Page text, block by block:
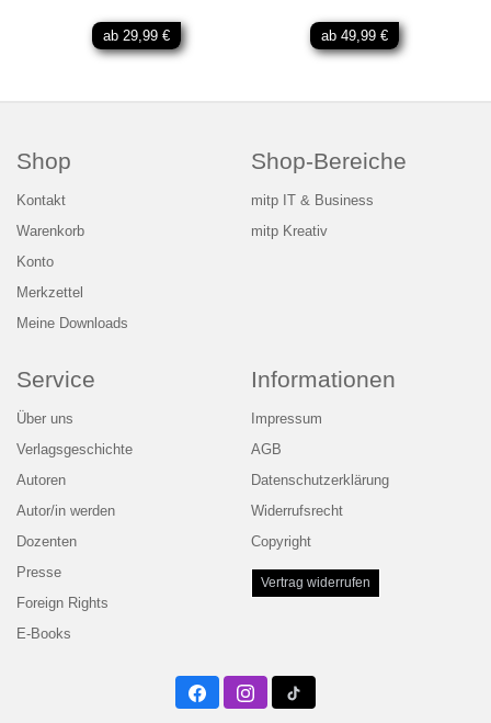
ab 29,99 € ab 49,99 €
Shop
Kontakt
Warenkorb
Konto
Merkzettel
Meine Downloads
Shop-Bereiche
mitp IT & Business
mitp Kreativ
Service
Über uns
Verlagsgeschichte
Autoren
Autor/in werden
Dozenten
Presse
Foreign Rights
E-Books
Informationen
Impressum
AGB
Datenschutzerklärung
Widerrufsrecht
Copyright
Vertrag widerrufen
FacebookInstagramTwitter